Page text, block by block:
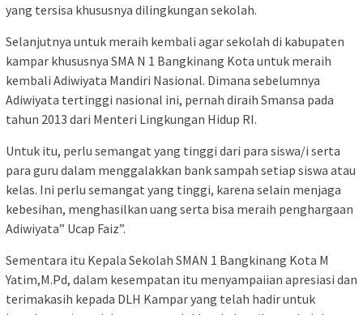
yang tersisa khususnya dilingkungan sekolah.
Selanjutnya untuk meraih kembali agar sekolah di kabupaten
kampar khususnya SMA N 1 Bangkinang Kota untuk meraih
kembali Adiwiyata Mandiri Nasional. Dimana sebelumnya
Adiwiyata tertinggi nasional ini, pernah diraih Smansa pada
tahun 2013 dari Menteri Lingkungan Hidup RI.
Untuk itu, perlu semangat yang tinggi dari para siswa/i serta
para guru dalam menggalakkan bank sampah setiap siswa atau
kelas. Ini perlu semangat yang tinggi, karena selain menjaga
kebesihan, menghasilkan uang serta bisa meraih penghargaan
Adiwiyata” Ucap Faiz”.
Sementara itu Kepala Sekolah SMAN 1 Bangkinang Kota M
Yatim,M.Pd, dalam kesempatan itu menyampaiian apresiasi dan
terimakasih kepada DLH Kampar yang telah hadir untuk